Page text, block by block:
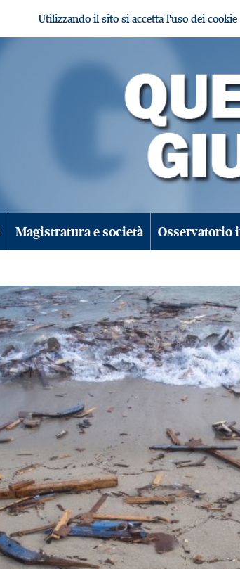
Utilizzando il sito si accetta l'uso dei
Magistratura e società Osservatorio